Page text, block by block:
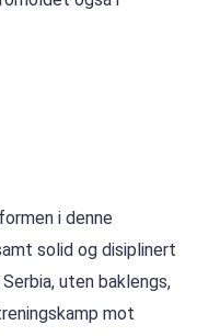
i denne
solid og disiplinert
uten baklengs,
mot